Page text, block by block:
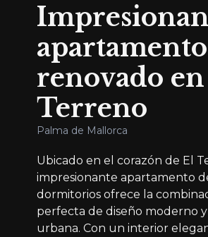
apartamento
renovado
Terreno
Palma de Mallorca
Ubicado en el corazón de El
impresionante apartamento
dormitorios ofrece la
perfecta de diseño moderno y
urbana. Con un interior